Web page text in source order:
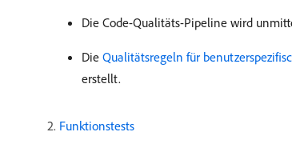
Die Code-Qualitäts-Pipeline wird
Die Qualitätsregeln für
erstellt.
Funktionstests